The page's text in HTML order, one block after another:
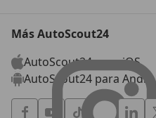
Más AutoScout24
AutoScout24 para iOS
AutoScout24 para